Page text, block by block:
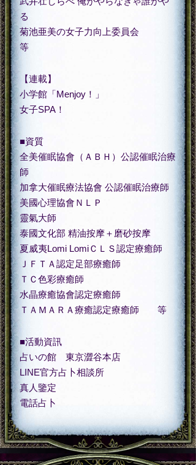
る
菊池亜美の女子力向上委員会
等
【連載】
小学館「Menjoy！」
女子SPA！
■資質
全美催眠協會（ＡＢＨ）公認催眠治療
師
加拿大催眠療法協會 公認催眠治療師
美國心理協會ＮＬＰ
靈氣大師
泰國文化部 精油按摩＋磨砂按摩
夏威夷Lomi LomiＣＬＳ認定療癒師
ＪＦＴＡ認定足部療癒師
ＴＣ色彩療癒師
水晶療癒協會認定療癒師
ＴＡＭＡＲＡ療癒認定療癒師 等
■活動資訊
占いの館 東京澀谷本店
LINE官方占卜相談所
真人鑒定
電話占卜